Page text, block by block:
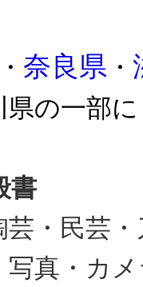
・ 奈良県 ・
県の一部
書
・民芸
真・カ